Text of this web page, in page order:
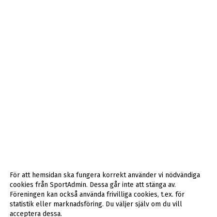
För att hemsidan ska fungera korrekt använder vi nödvändiga
cookies från SportAdmin. Dessa går inte att stänga av.
Föreningen kan också använda frivilliga cookies, t.ex. för
statistik eller marknadsföring. Du väljer själv om du vill
acceptera dessa.